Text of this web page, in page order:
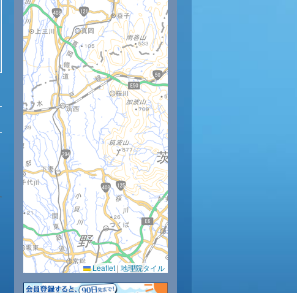
18時 19時 20時 21時 22時 23時
28 26 26 25 24
0.0 0.0 0.0 0.0 0.0
76 78 81 85 88
東 東 東 東
Leaflet | 地理院タイル